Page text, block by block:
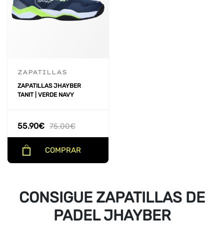
ZAPATILLAS
ZAPATILLAS JHAYBER
TANIT | VERDE NAVY
75.00€
55.90€
COMPRAR
CONSIGUE ZAPATILLAS DE
PADEL JHAYBER